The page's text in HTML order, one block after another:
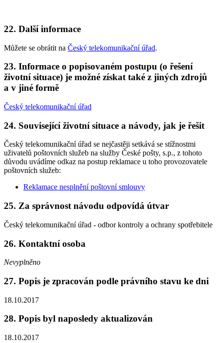
22. Další informace
Můžete se obrátit na Český telekomunikační úřad.
23. Informace o popisovaném postupu (o řešení
životní situace) je možné získat také z jiných zdrojů
a v jiné formě
Český telekomunikační úřad
24. Související životní situace a návody, jak je řešit
Český telekomunikační úřad se nejčastěji setkává se stížnostmi
uživatelů poštovních služeb na služby České pošty, s.p., z tohoto
důvodu uvádíme odkaz na postup reklamace u toho provozovatele
poštovních služeb:
Reklamace nesplnění poštovní smlouvy
25. Za správnost návodu odpovídá útvar
Český telekomunikační úřad - odbor kontroly a ochrany spotřebitele
26. Kontaktní osoba
Nevyplněno
27. Popis je zpracován podle právního stavu ke dni
18.10.2017
28. Popis byl naposledy aktualizován
18.10.2017